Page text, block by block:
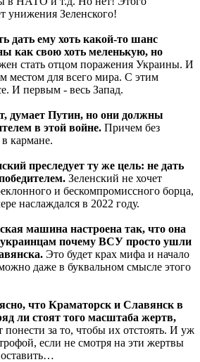
унижения Зеленского!
дать ему хоть какой-то шанс
как свою хоть меленькую, но
стать отцом поражения Украины. И
местом для всего мира. С этим
И первым - весь Запад.
думает Путин, но они должны
в этой войне. Причем без
кармане.
преследует ту же цель: не дать
Зеленский не хочет
и бескомпромиссного борца,
наслаждался в 2022 году.
машина настроена так, что она
украинцам почему ВСУ просто ушли
Это будет крах мифа и начало
даже в буквальном смысле этого
что Краматорск и Славянск в
ли стоят того масштаба жертв,
понести за то, чтобы их отстоять. И уж
если не смотря на эти жертвы